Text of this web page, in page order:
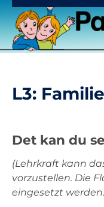
Navigation
überspringen
Start
L3: Familie
Det kan du
(Lehrkraft kann
vorzustellen. Die
eingesetzt